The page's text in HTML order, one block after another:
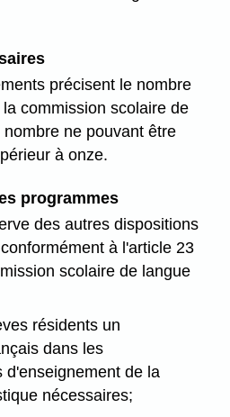
précisent le nombre
commission scolaire de
nombre ne pouvant être
à onze.
programmes
des autres dispositions
à l'article 23
scolaire de langue
résidents un
dans les
d'enseignement de la
nécessaires;